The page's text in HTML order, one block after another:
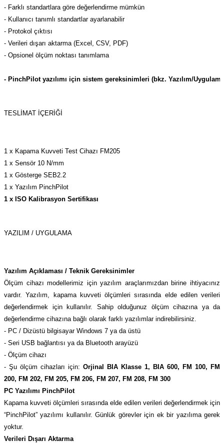
- Farklı standartlara göre değerlendirme mümkün
- Kullanıcı tanımlı standartlar ayarlanabilir
- Protokol çıktısı
- Verileri dışarı aktarma (Excel, CSV, PDF)
- Opsionel ölçüm noktası tanımlama
- PinchPilot yazılımı için sistem gereksinimleri (bkz. Yazılım/Uygulama
TESLIMAT İÇERIĞI
1 x Kapama Kuvveti Test Cihazı FM205
1 x Sensör 10 N/mm
1 x Gösterge SEB2.2
1 x Yazılım PinchPilot
1 x ISO Kalibrasyon Sertifikası
YAZILIM / UYGULAMA
Yazılım Açıklaması / Teknik Gereksinimler
Ölçüm cihazı modellerimiz için yazılım araçlarımızdan birine ihtiyacınız
vardır. Yazılım, kapama kuvveti ölçümleri sırasında elde edilen verileri
değerlendirmek için kullanılır. Sahip olduğunuz ölçüm cihazına ya da
değerlendirme cihazına bağlı olarak farklı yazılımlar indirebilirsiniz.
- PC / Dizüstü bilgisayar Windows 7 ya da üstü
- Seri USB bağlantısı ya da Bluetooth arayüzü
- Ölçüm cihazı
- Şu ölçüm cihazları için: Orjinal BIA Klasse 1, BIA 600, FM 100, FM
200, FM 202, FM 205, FM 206, FM 207, FM 208, FM 300
PC Yazılımı PinchPilot
Kapama kuvveti ölçümleri sırasında elde edilen verileri değerlendirmek için
“PinchPilot” yazılımı kullanılır. Günlük görevler için ek bir yazılıma gerek
yoktur.
Verileri Dışarı Aktarma